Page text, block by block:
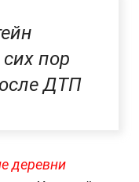
пор
ДТП
деревни